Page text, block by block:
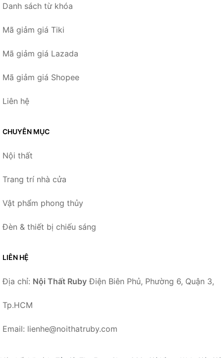
Danh sách từ khóa
Mã giảm giá Tiki
Mã giảm giá Lazada
Mã giảm giá Shopee
Liên hệ
CHUYÊN MỤC
Nội thất
Trang trí nhà cửa
Vật phẩm phong thủy
Đèn & thiết bị chiếu sáng
LIÊN HỆ
Địa chỉ: Nội Thất Ruby Điện Biên Phủ, Phường 6, Quận 3,
Tp.HCM
Email: lienhe@noithatruby.com